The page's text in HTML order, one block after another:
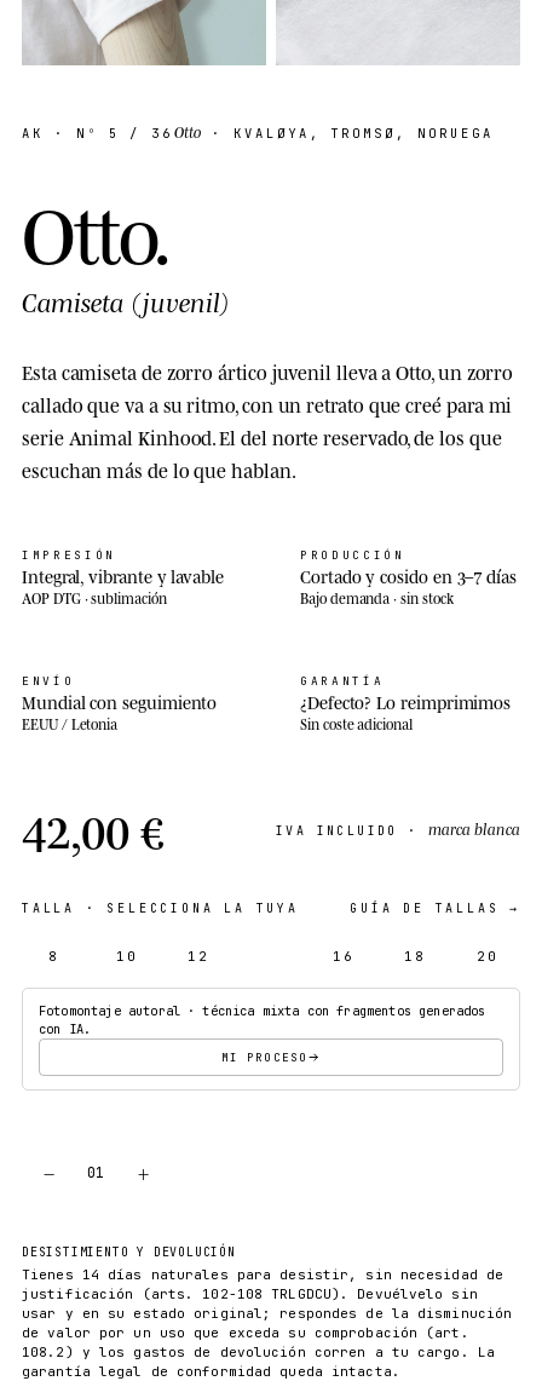
AK · Nº 5 / 36 Otto · KVALØYA, TROMSØ, NORUEGA
Otto.
Camiseta (juvenil)
Esta camiseta de zorro ártico juvenil lleva a Otto, un zorro
callado que va a su ritmo, con un retrato que creé para mi
serie Animal Kinhood. El del norte reservado, de los que
escuchan más de lo que hablan.
IMPRESIÓN
Integral, vibrante y lavable
AOP DTG · sublimación
PRODUCCIÓN
Cortado y cosido en 3–7 días
Bajo demanda · sin stock
ENVÍO
Mundial con seguimiento
EEUU / Letonia
GARANTÍA
¿Defecto? Lo reimprimimos
Sin coste adicional
42,00 € IVA INCLUIDO · marca blanca
TALLA · SELECCIONA LA TUYA GUÍA DE TALLAS →
8 10 12 16 18 20
Fotomontaje autoral · técnica mixta con fragmentos generados
con IA.
MI PROCESO
− 01 +
DESISTIMIENTO Y DEVOLUCIÓN
Tienes 14 días naturales para desistir, sin necesidad de
justificación (arts. 102-108 TRLGDCU). Devuélvelo sin
usar y en su estado original; respondes de la disminución
de valor por un uso que exceda su comprobación (art.
108.2) y los gastos de devolución corren a tu cargo. La
garantía legal de conformidad queda intacta.